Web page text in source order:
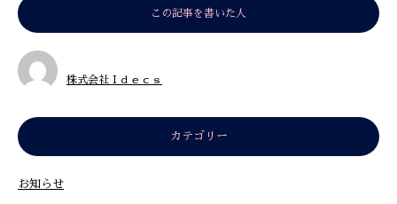
この記事を書いた人
株式会社Ｉｄｅｃｓ
カテゴリー
お知らせ